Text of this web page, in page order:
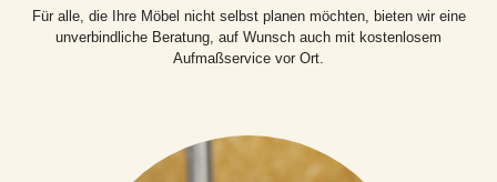
Für alle, die Ihre Möbel nicht selbst planen möchten, bieten wir eine
unverbindliche Beratung, auf Wunsch auch mit kostenlosem
Aufmaßservice vor Ort.